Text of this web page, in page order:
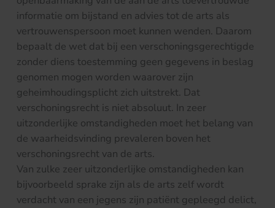
informatie om bijstand en advies tot de arts als
vertrouwenspersoon moet kunnen wenden. Daarom
bepaalt de wet dat bij een verschoningsgerechtigde
zonder diens toestemming geen gegevens in beslag
genomen mogen worden waarover zijn
geheimhoudingsplicht zich uitstrekt. Dat
verschoningsrecht is niet absoluut. In zeer
uitzonderlijke omstandigheden moet het belang van
de waarheidsvinding prevaleren boven het
verschoningsrecht van de arts.
Van zulke zeer uitzonderlijke omstandigheden kan
bijvoorbeeld sprake zijn als de arts zelf wordt
verdacht van een jegens zijn patiënt gepleegd delict,